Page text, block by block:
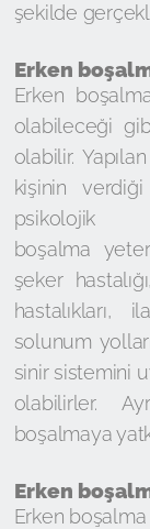
şekilde
Erken
Erken
olabileceği
olabilir.
kişinin
psikolojik
boşalma
şeker
hastalıkları,
solunum
sinir sistemini
olabilirler.
boşalmaya
Erken
Erken